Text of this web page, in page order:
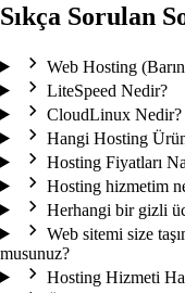
Sıkça Sorulan
Web Hosting
LiteSpeed Nedir?
CloudLinux Nedir?
Hangi Hosting
Hosting Fiyatları
Hosting hizmetim
Herhangi bir gizli
Web sitemi size
musunuz?
Hosting Hizmeti